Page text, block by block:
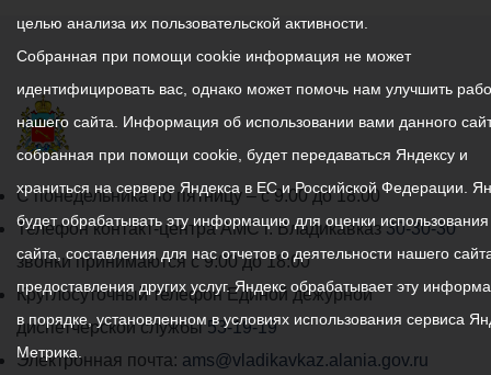
График
работы
администрации
местного
самоуправления
города
С понедельника по пятницу – с 9.00 до 18.00
Телефон контакт-центра АМС г. Владикавказ30-30-30
звонки принимаются с 9:00 до 18:00
Круглосуточный телефон Единой дежурной
диспетчерской службы53-19-19
Электронная почта: ams@vladikavkaz.alania.gov.ru
целью анализа их пользовательской активности.
Собранная при помощи cookie информация не может
идентифицировать вас, однако может помочь нам улучшить
нашего сайта. Информация об использовании вами данного
собранная при помощи cookie, будет передаваться Яндексу и
храниться на сервере Яндекса в ЕС и Российской Федерации.
будет обрабатывать эту информацию для оценки
сайта, составления для нас отчетов о деятельности нашего
предоставления других услуг. Яндекс обрабатывает эту
в порядке, установленном в условиях использования сервиса
Метрика.